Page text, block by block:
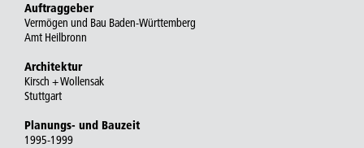
Auftraggeber
Vermögen und Bau Baden-Württemberg
Amt Heilbronn
Architektur
Kirsch + Wollensak
Stuttgart
Planungs- und Bauzeit
1995-1999